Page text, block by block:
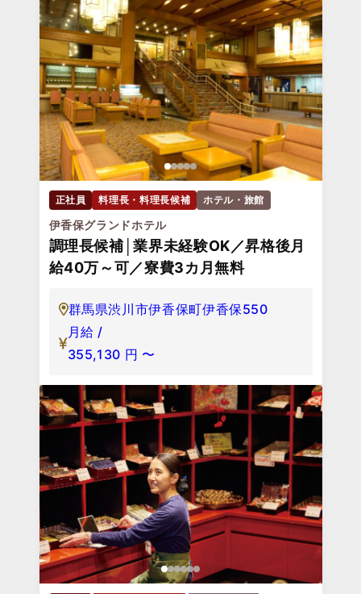
正社員 料理長・料理長候補 ホテル・旅館
伊香保グランドホテル
調理長候補│業界未経験OK／昇格後月
給40万～可／寮費3カ月無料
群馬県渋川市伊香保町伊香保550
月給 /
355,130 円 〜